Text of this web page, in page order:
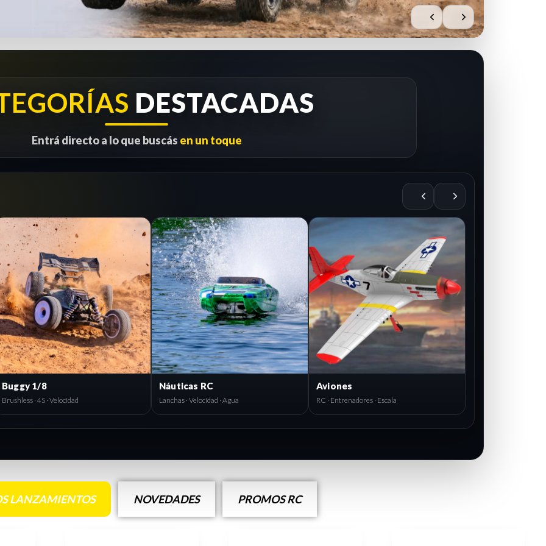
DESTACADAS
Entrá directo a lo que buscás en un toque
1/8
Buggy 1/8
Brushless · 4S · Velocidad
RC
Náuticas RC
Lanchas · Velocidad · Agua
Aviones
RC · Entrenadores · Escala
LANZAMIENTOS NOVEDADES PROMOS RC